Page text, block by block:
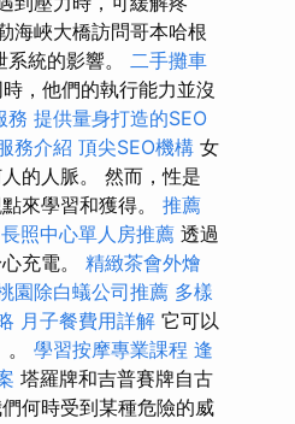
海峽大橋訪問哥本哈根
統的影響。
二手攤車
時，他們的執行能力並沒
務 提供量身打造的SEO
務介紹 頂尖SEO機構 女
的人脈。 然而，性是
來學習和獲得。 推薦
長照中心單人房推薦 透過
充電。 精緻茶會外燴
園除白蟻公司推薦 多樣
月子餐費用詳解 它可以
學習按摩專業課程 逢
塔羅牌和吉普賽牌自古
何時受到某種危險的威